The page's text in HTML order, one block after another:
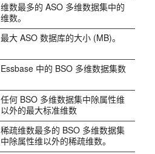
维数最多的 ASO 多维数据集中的
维数。
最大 ASO 数据库的大小 (MB)。
Essbase 中的 BSO 多维数据集数
任何 BSO 多维数据集中除属性维
以外的最大标准维数
稀疏维数最多的 BSO 多维数据集
中除属性维以外的稀疏维数。